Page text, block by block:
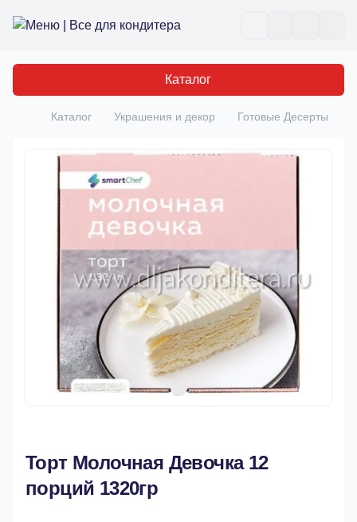
Все для кондитера
Каталог
Главная
Каталог Украшения и декор Готовые Десерты
Торт Молочная Девочка 12
порций 1320гр